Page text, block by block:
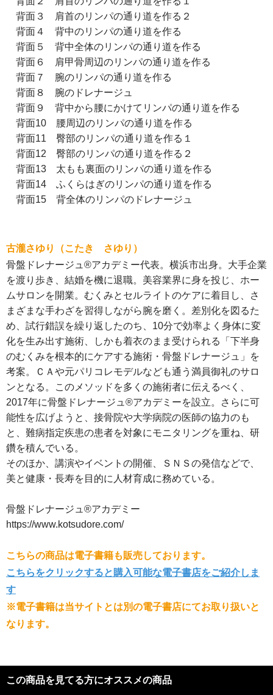
背面３ 肩首のリンパの通り道を作る２
背面４ 背中のリンパの通り道を作る
背面５ 背中全体のリンパの通り道を作る
背面６ 肩甲骨周辺のリンパの通り道を作る
背面７ 腕のリンパの通り道を作る
背面８ 腕のドレナージュ
背面９ 背中から腰にかけてリンパの通り道を作る
背面10 腰周辺のリンパの通り道を作る
背面11 臀部のリンパの通り道を作る１
背面12 臀部のリンパの通り道を作る２
背面13 太もも裏面のリンパの通り道を作る
背面14 ふくらはぎのリンパの通り道を作る
背面15 背全体のリンパのドレナージュ
古瀧さゆり（こたき さゆり）
骨盤ドレナージュ®アカデミー代表。横浜市出身。大手企業
を渡り歩き、結婚を機に退職。美容業界に身を投じ、ホー
ムサロンを開業。むくみとセルライトのケアに着目し、さ
まざまな手わざを習得しながら腕を磨く。差別化を図るた
め、試行錯誤を繰り返したのち、10分で効率よく身体に変
化を生み出す施術、しかも着衣のまま受けられる「下半身
のむくみを根本的にケアする施術・骨盤ドレナージュ」を
考案。ＣＡや元パリコレモデルなども通う満員御礼のサロ
ンとなる。このメソッドを多くの施術者に伝えるべく、
2017年に骨盤ドレナージュ®アカデミーを設立。さらに可
能性を広げようと、接骨院や大学病院の医師の協力のも
と、難病指定疾患の患者を対象にモニタリングを重ね、研
鑽を積んでいる。
そのほか、講演やイベントの開催、ＳＮＳの発信などで、
美と健康・長寿を目的に人材育成に務めている。
骨盤ドレナージュ®アカデミー
https://www.kotsudore.com/
こちらの商品は電子書籍も販売しております。
こちらをクリックすると購入可能な電子書店をご紹介しま
す
※電子書籍は当サイトとは別の電子書店にてお取り扱いと
なります。
この商品を見てる方にオススメの商品